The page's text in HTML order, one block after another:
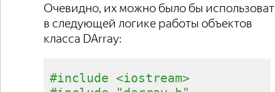
Очевидно, их можно было бы
в следующей логике работы объектов
класса DArray:
#include <iostream>